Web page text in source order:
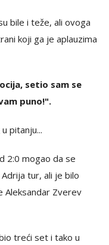
bile i teže, ali ovoga
koji ga je aplauzima
setio sam se
puno!".
pitanju...
2:0 mogao da se
tur, ali je bilo
Aleksandar Zverev
treći set i tako u